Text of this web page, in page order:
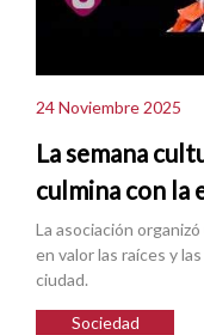
24 Noviembre 2025
La semana
culmina con la
La asociación
en valor las raíces y
ciudad.
Sociedad